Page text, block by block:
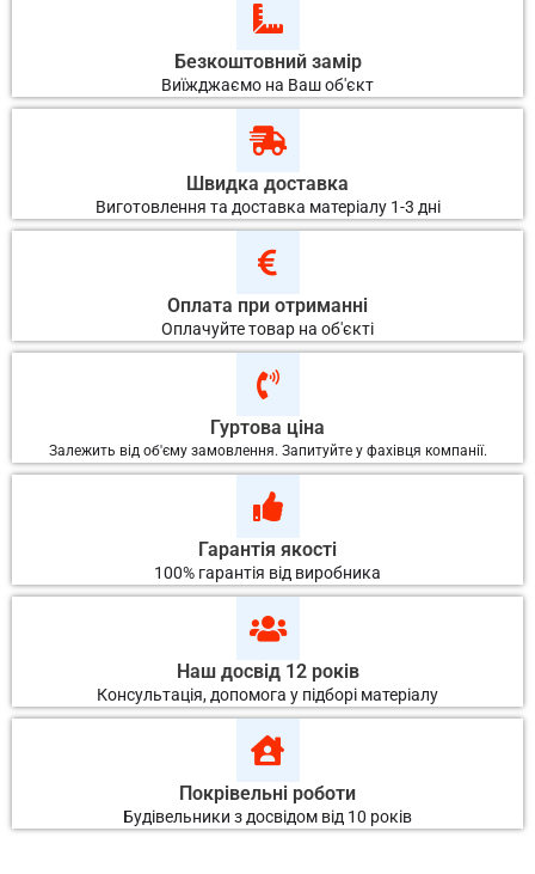
Безкоштовний замір
Виїжджаємо на Ваш об'єкт
Швидка доставка
Виготовлення та доставка матеріалу 1-3 дні
Оплата при отриманні
Оплачуйте товар на об'єкті
Гуртова ціна
Залежить від об'єму замовлення. Запитуйте у фахівця компанії.
Гарантія якості
100% гарантія від виробника
Наш досвід 12 років
Консультація, допомога у підборі матеріалу
Покрівельні роботи
Будівельники з досвідом від 10 років